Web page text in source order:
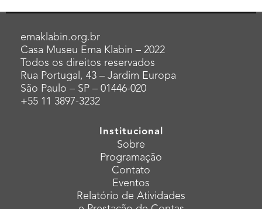
emaklabin.org.br
Casa Museu Ema Klabin – 2022
Todos os direitos reservados
Rua Portugal, 43 – Jardim Europa
São Paulo – SP – 01446-020
+55 11 3897-3232
Institucional
Sobre
Programação
Contato
Eventos
Relatório de Atividades